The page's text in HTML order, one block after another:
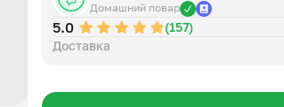
Домашний повар
5.0 (157)
Доставка